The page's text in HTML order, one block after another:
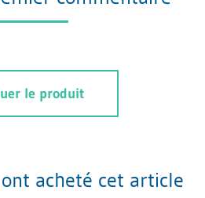
le produit
acheté cet article